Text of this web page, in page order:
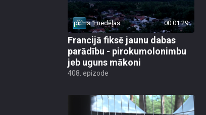
pirms 1 nedēļas 00:01:29
Francijā fiksē jaunu dabas
parādību - pirokumolonimbu
jeb uguns mākoni
408. epizode